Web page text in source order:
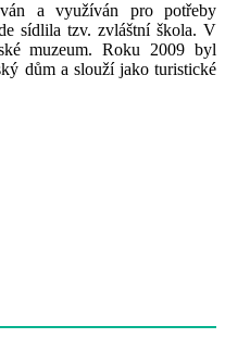
a využíván pro potřeby
sídlila tzv. zvláštní škola. V
muzeum. Roku 2009 byl
dům a slouží jako turistické